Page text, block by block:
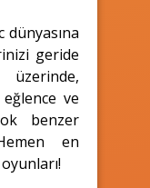
dünyasına
geride
üzerinde,
ve
benzer
en